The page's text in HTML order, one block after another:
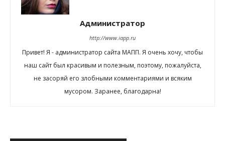
Администратор
http://www.iapp.ru
Привет! Я - администратор сайта МАПП. Я очень хочу, чтобы
наш сайт был красивым и полезным, поэтому, пожалуйста,
не засоряй его злобными комментариями и всяким
мусором. Заранее, благодарна!